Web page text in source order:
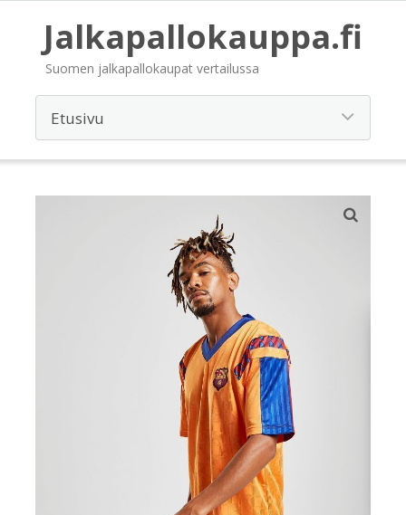
Jalkapallokauppa.fi
Suomen jalkapallokaupat vertailussa